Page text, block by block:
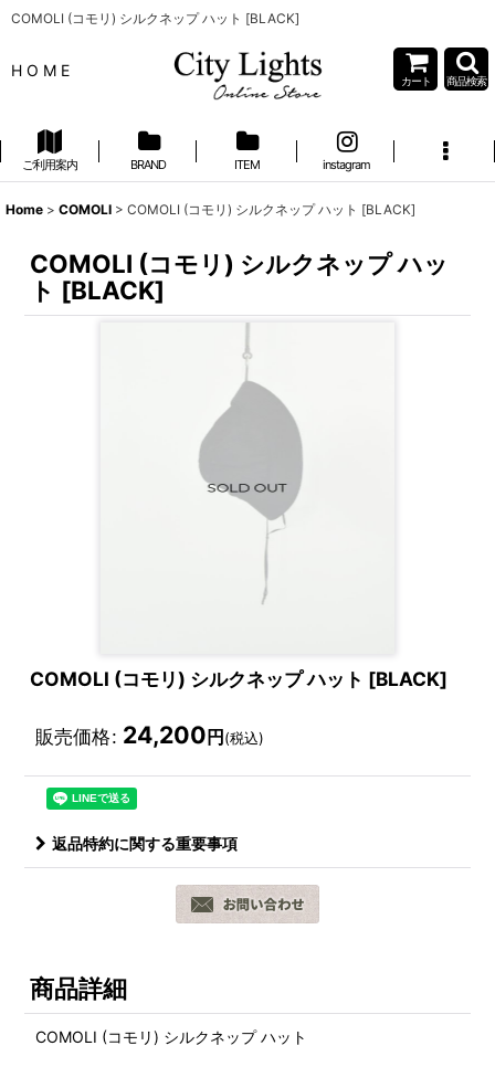
COMOLI (コモリ) シルクネップ ハット [BLACK]
H O M E
カート 商品検索
ご利用案内 BRAND ITEM instagram
Home > COMOLI > COMOLI (コモリ) シルクネップ ハット [BLACK]
COMOLI (コモリ) シルクネップ ハッ
ト [BLACK]
COMOLI (コモリ) シルクネップ ハット [BLACK]
販売価格: 24,200 円 (税込)
返品特約に関する重要事項
商品詳細
COMOLI (コモリ) シルクネップ ハット